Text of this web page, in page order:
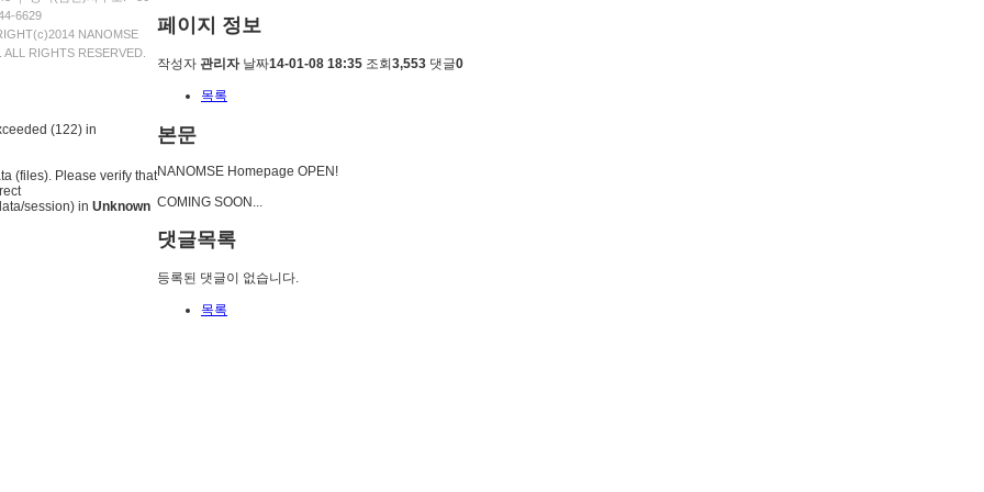
페이지 정보
작성자 관리자 날짜14-01-08 18:35 조회3,553 댓글0
목록
본문
NANOMSE Homepage OPEN!
COMING SOON...
댓글목록
등록된 댓글이 없습니다.
목록
6629
NANOMSE
ALL RIGHTS RESERVED.
(122) in
(files). Please verify that
session) in Unknown